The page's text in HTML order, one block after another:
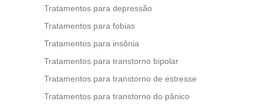
Tratamentos para depressão
Tratamentos para fobias
Tratamentos para insônia
Tratamentos para transtorno bipolar
Tratamentos para transtorno de estresse
Tratamentos para transtorno do pânico